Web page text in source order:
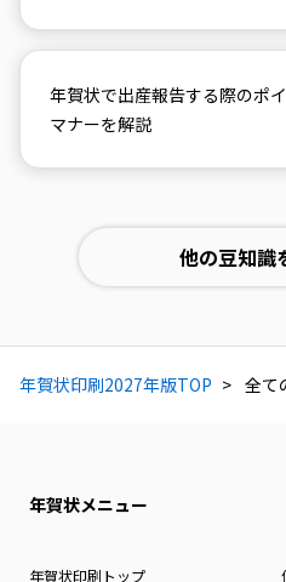
年賀状で出産報告する際のポ
マナーを解説
他の豆知識
年賀状印刷2027年版TOP 全て
年賀状メニュー
年賀状印刷トップ